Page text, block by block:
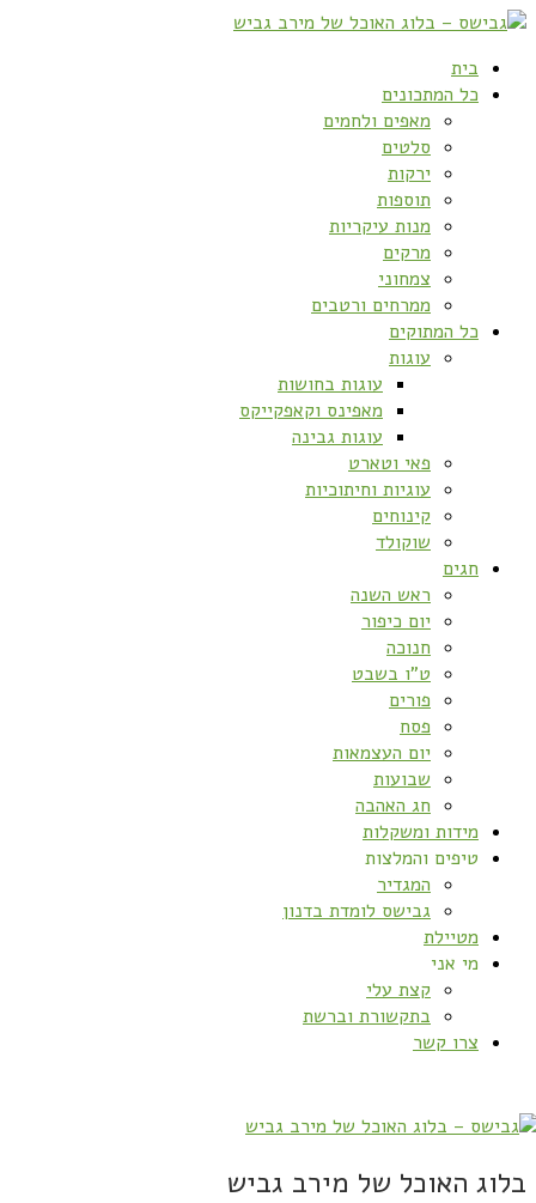
בית
כל המתכונים
מאפים ולחמים
סלטים
ירקות
תוספות
מנות עיקריות
מרקים
צמחוני
ממרחים ורטבים
כל המתוקים
עוגות
עוגות בחושות
מאפינס וקאפקייקס
עוגות גבינה
פאי וטארט
עוגיות וחיתוכיות
קינוחים
שוקולד
חגים
ראש השנה
יום כיפור
חנוכה
ט”ו בשבט
פורים
פסח
יום העצמאות
שבועות
חג האהבה
מידות ומשקלות
טיפים והמלצות
המגדיר
גבישס לומדת בדנון
מטיילת
מי אני
קצת עלי
בתקשורת וברשת
צרו קשר
בלוג האוכל של מירב גביש